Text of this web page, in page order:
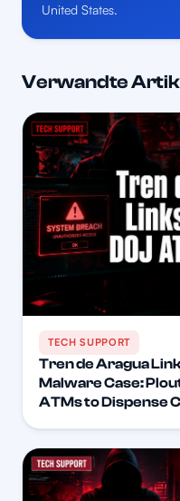
United States.
Verwandte
TECH SUPPORT
Tren de Aragua
Malware Case:
ATMs to Dispense